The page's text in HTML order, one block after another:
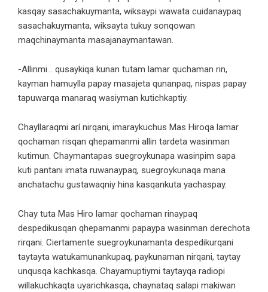
kasqay sasachakuymanta, wiksaypi wawata cuidanaypaq
sasachakuymanta, wiksayta tukuy sonqowan
maqchinaymanta masajanaymantawan.
-Allinmi… qusaykiqa kunan tutam lamar quchaman rin,
kayman hamuylla papay masajeta qunanpaq, nispas papay
tapuwarqa manaraq wasiyman kutichkaptiy.
Chayllaraqmi arí nirqani, imaraykuchus Mas Hiroqa lamar
qochaman risqan qhepamanmi allin tardeta wasinman
kutimun. Chaymantapas suegroykunapa wasinpim sapa
kuti pantani imata ruwanaypaq, suegroykunaqa mana
anchatachu gustawaqniy hina kasqankuta yachaspay.
Chay tuta Mas Hiro lamar qochaman rinaypaq
despedikusqan qhepamanmi papaypa wasinman derechota
rirqani. Ciertamente suegroykunamanta despedikurqani
taytayta watukamunankupaq, paykunaman nirqani, taytay
unqusqa kachkasqa. Chayamuptiymi taytayqa radiopi
willakuchkaqta uyarichkasqa, chaynataq salapi makiwan